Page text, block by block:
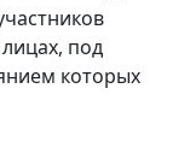
под
которых